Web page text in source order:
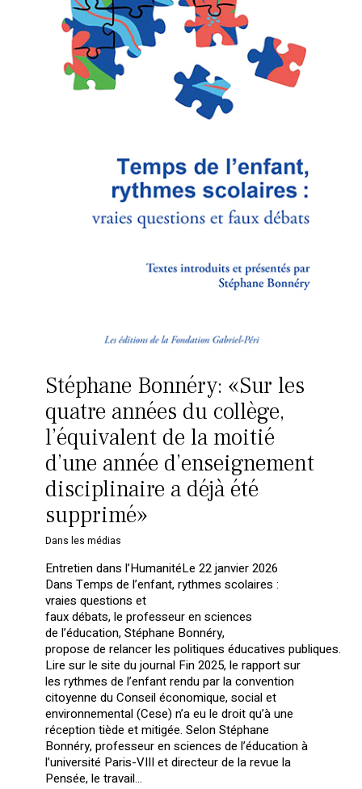
Stéphane Bonnéry: «Sur les
quatre années du collège,
l’équivalent de la moitié
d’une année d’enseignement
disciplinaire a déjà été
supprimé»
Dans les médias
Entretien dans l’HumanitéLe 22 janvier 2026
Dans Temps de l’enfant, rythmes scolaires :
vraies questions et
faux débats, le professeur en sciences
de l’éducation, Stéphane Bonnéry,
propose de relancer les politiques éducatives publiques.
Lire sur le site du journal Fin 2025, le rapport sur
les rythmes de l’enfant rendu par la convention
citoyenne du Conseil économique, social et
environnemental (Cese) n’a eu le droit qu’à une
réception tiède et mitigée. Selon Stéphane
Bonnéry, professeur en sciences de l’éducation à
l’université Paris-VIII et directeur de la revue la
Pensée, le travail…